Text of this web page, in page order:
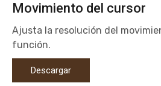
Movimiento del cursor
Ajusta la resolución del
función.
Descargar